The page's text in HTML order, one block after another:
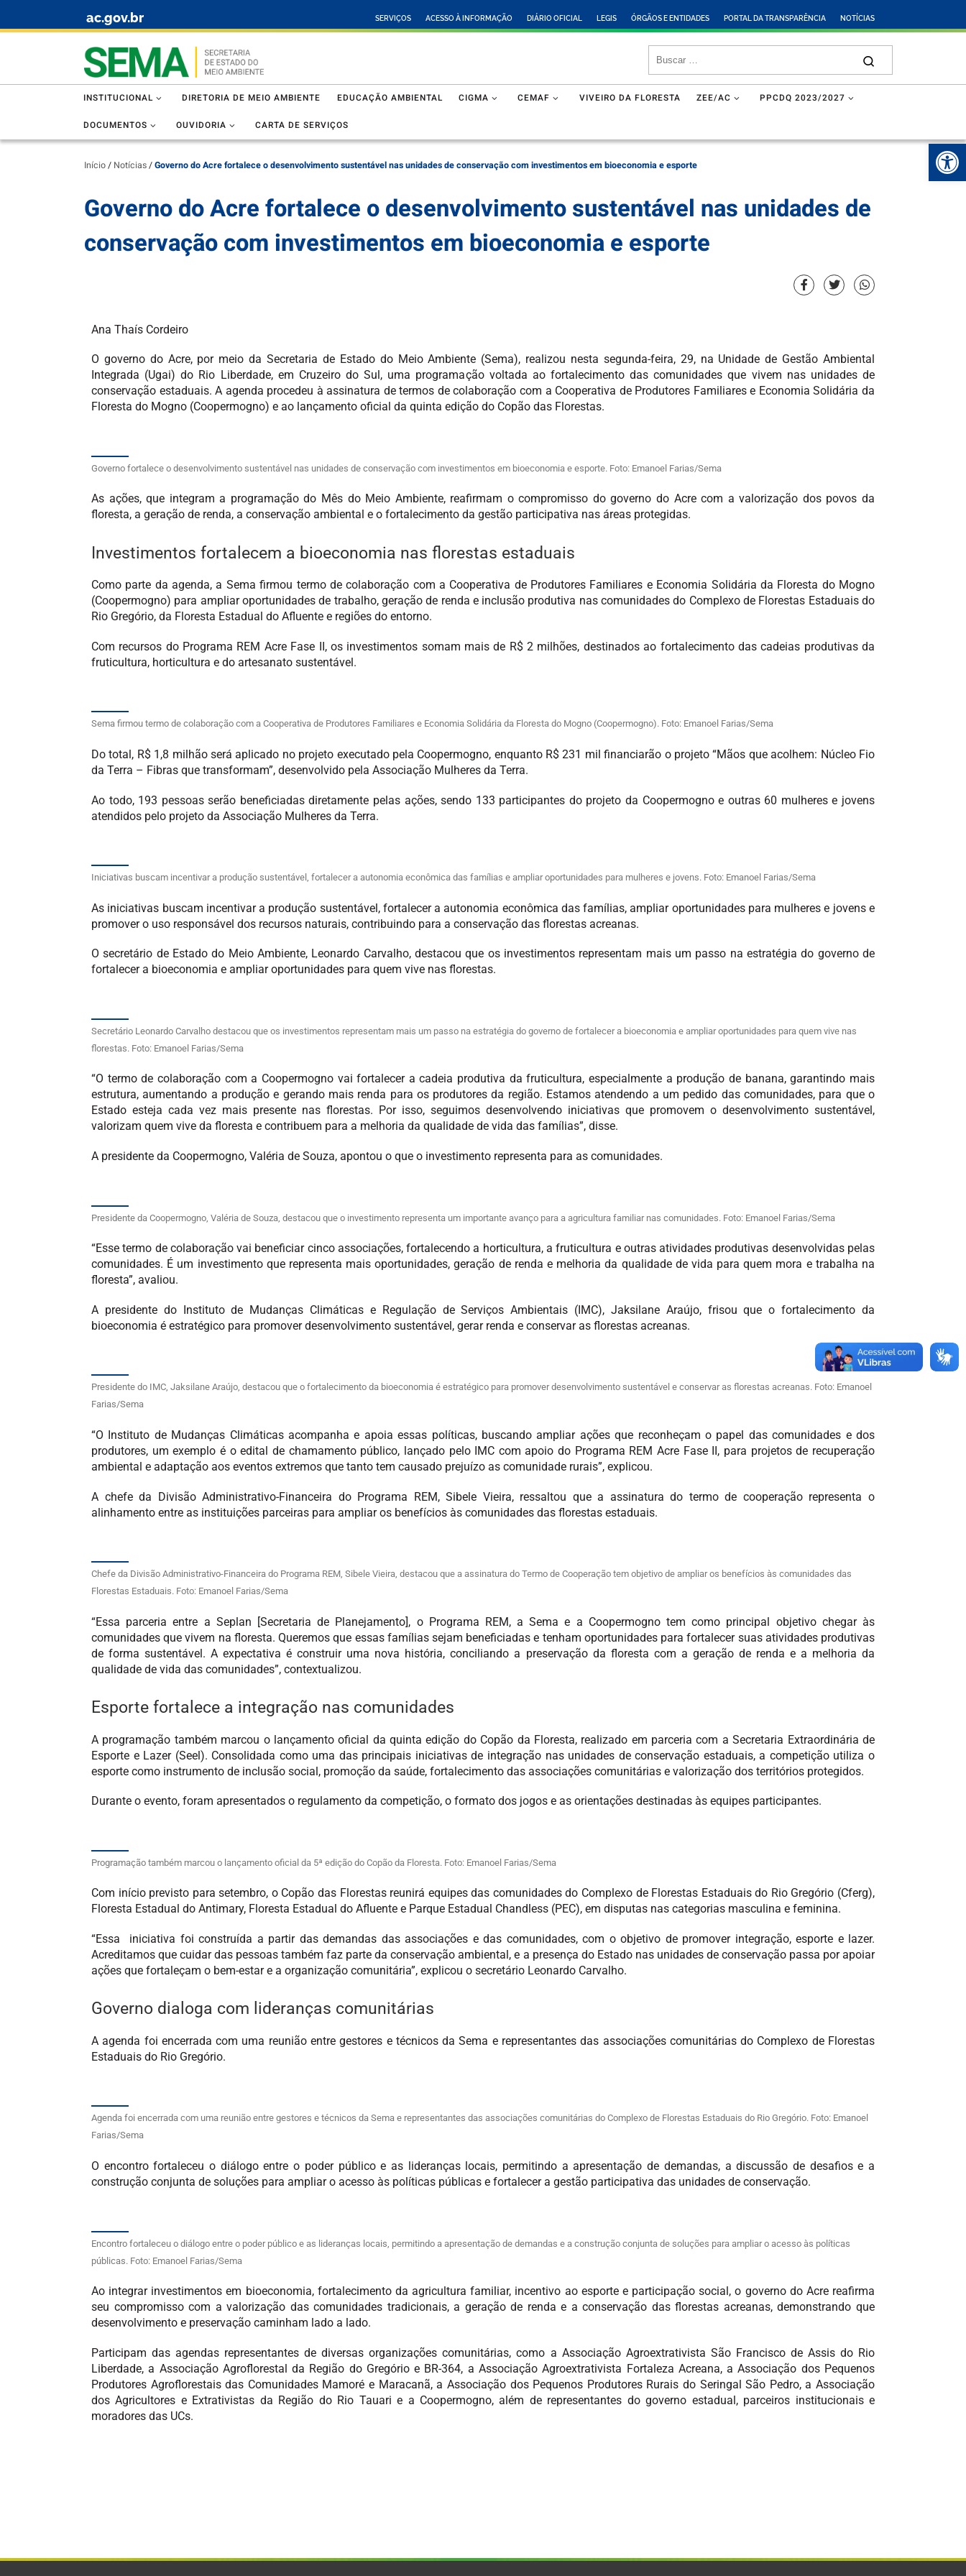
ac.gov.br SERVIÇOS ACESSO À INFORMAÇÃO DIÁRIO OFICIAL LEGIS ÓRGÃOS E ENTIDADES PORTAL DA TRANSPARÊNCIA NOTÍCIAS
INSTITUCIONAL DIRETORIA DE MEIO AMBIENTE EDUCAÇÃO AMBIENTAL CIGMA CEMAF VIVEIRO DA FLORESTA ZEE/AC PPCDQ 2023/2027
DOCUMENTOS OUVIDORIA CARTA DE SERVIÇOS
Início/ Notícias/Governo do Acre fortalece o desenvolvimento sustentável nas unidades de conservação com investimentos em bioeconomia e esporte
Governo do Acre fortalece o desenvolvimento sustentável nas unidades de
conservação com investimentos em bioeconomia e esporte
Ana Thaís Cordeiro
O governo do Acre, por meio da Secretaria de Estado do Meio Ambiente (Sema), realizou nesta segunda-feira, 29, na Unidade de Gestão Ambiental
Integrada (Ugai) do Rio Liberdade, em Cruzeiro do Sul, uma programação voltada ao fortalecimento das comunidades que vivem nas unidades de
conservação estaduais. A agenda procedeu à assinatura de termos de colaboração com a Cooperativa de Produtores Familiares e Economia Solidária da
Floresta do Mogno (Coopermogno) e ao lançamento oficial da quinta edição do Copão das Florestas.
Governo fortalece o desenvolvimento sustentável nas unidades de conservação com investimentos em bioeconomia e esporte. Foto: Emanoel Farias/Sema
As ações, que integram a programação do Mês do Meio Ambiente, reafirmam o compromisso do governo do Acre com a valorização dos povos da
floresta, a geração de renda, a conservação ambiental e o fortalecimento da gestão participativa nas áreas protegidas.
Investimentos fortalecem a bioeconomia nas florestas estaduais
Como parte da agenda, a Sema firmou termo de colaboração com a Cooperativa de Produtores Familiares e Economia Solidária da Floresta do Mogno
(Coopermogno) para ampliar oportunidades de trabalho, geração de renda e inclusão produtiva nas comunidades do Complexo de Florestas Estaduais do
Rio Gregório, da Floresta Estadual do Afluente e regiões do entorno.
Com recursos do Programa REM Acre Fase II, os investimentos somam mais de R$ 2 milhões, destinados ao fortalecimento das cadeias produtivas da
fruticultura, horticultura e do artesanato sustentável.
Sema firmou termo de colaboração com a Cooperativa de Produtores Familiares e Economia Solidária da Floresta do Mogno (Coopermogno). Foto: Emanoel Farias/Sema
Do total, R$ 1,8 milhão será aplicado no projeto executado pela Coopermogno, enquanto R$ 231 mil financiarão o projeto “Mãos que acolhem: Núcleo Fio
da Terra – Fibras que transformam”, desenvolvido pela Associação Mulheres da Terra.
Ao todo, 193 pessoas serão beneficiadas diretamente pelas ações, sendo 133 participantes do projeto da Coopermogno e outras 60 mulheres e jovens
atendidos pelo projeto da Associação Mulheres da Terra.
Iniciativas buscam incentivar a produção sustentável, fortalecer a autonomia econômica das famílias e ampliar oportunidades para mulheres e jovens. Foto: Emanoel Farias/Sema
As iniciativas buscam incentivar a produção sustentável, fortalecer a autonomia econômica das famílias, ampliar oportunidades para mulheres e jovens e
promover o uso responsável dos recursos naturais, contribuindo para a conservação das florestas acreanas.
O secretário de Estado do Meio Ambiente, Leonardo Carvalho, destacou que os investimentos representam mais um passo na estratégia do governo de
fortalecer a bioeconomia e ampliar oportunidades para quem vive nas florestas.
Secretário Leonardo Carvalho destacou que os investimentos representam mais um passo na estratégia do governo de fortalecer a bioeconomia e ampliar oportunidades para quem vive nas
florestas. Foto: Emanoel Farias/Sema
“O termo de colaboração com a Coopermogno vai fortalecer a cadeia produtiva da fruticultura, especialmente a produção de banana, garantindo mais
estrutura, aumentando a produção e gerando mais renda para os produtores da região. Estamos atendendo a um pedido das comunidades, para que o
Estado esteja cada vez mais presente nas florestas. Por isso, seguimos desenvolvendo iniciativas que promovem o desenvolvimento sustentável,
valorizam quem vive da floresta e contribuem para a melhoria da qualidade de vida das famílias”, disse.
A presidente da Coopermogno, Valéria de Souza, apontou o que o investimento representa para as comunidades.
Presidente da Coopermogno, Valéria de Souza, destacou que o investimento representa um importante avanço para a agricultura familiar nas comunidades. Foto: Emanoel Farias/Sema
“Esse termo de colaboração vai beneficiar cinco associações, fortalecendo a horticultura, a fruticultura e outras atividades produtivas desenvolvidas pelas
comunidades. É um investimento que representa mais oportunidades, geração de renda e melhoria da qualidade de vida para quem mora e trabalha na
floresta”, avaliou.
A presidente do Instituto de Mudanças Climáticas e Regulação de Serviços Ambientais (IMC), Jaksilane Araújo, frisou que o fortalecimento da
bioeconomia é estratégico para promover desenvolvimento sustentável, gerar renda e conservar as florestas acreanas.
Presidente do IMC, Jaksilane Araújo, destacou que o fortalecimento da bioeconomia é estratégico para promover desenvolvimento sustentável e conservar as florestas acreanas. Foto: Emanoel
Farias/Sema
“O Instituto de Mudanças Climáticas acompanha e apoia essas políticas, buscando ampliar ações que reconheçam o papel das comunidades e dos
produtores, um exemplo é o edital de chamamento público, lançado pelo IMC com apoio do Programa REM Acre Fase II, para projetos de recuperação
ambiental e adaptação aos eventos extremos que tanto tem causado prejuízo as comunidade rurais”, explicou.
A chefe da Divisão Administrativo-Financeira do Programa REM, Sibele Vieira, ressaltou que a assinatura do termo de cooperação representa o
alinhamento entre as instituições parceiras para ampliar os benefícios às comunidades das florestas estaduais.
Chefe da Divisão Administrativo-Financeira do Programa REM, Sibele Vieira, destacou que a assinatura do Termo de Cooperação tem objetivo de ampliar os benefícios às comunidades das
Florestas Estaduais. Foto: Emanoel Farias/Sema
“Essa parceria entre a Seplan [Secretaria de Planejamento], o Programa REM, a Sema e a Coopermogno tem como principal objetivo chegar às
comunidades que vivem na floresta. Queremos que essas famílias sejam beneficiadas e tenham oportunidades para fortalecer suas atividades produtivas
de forma sustentável. A expectativa é construir uma nova história, conciliando a preservação da floresta com a geração de renda e a melhoria da
qualidade de vida das comunidades”, contextualizou.
Esporte fortalece a integração nas comunidades
A programação também marcou o lançamento oficial da quinta edição do Copão da Floresta, realizado em parceria com a Secretaria Extraordinária de
Esporte e Lazer (Seel). Consolidada como uma das principais iniciativas de integração nas unidades de conservação estaduais, a competição utiliza o
esporte como instrumento de inclusão social, promoção da saúde, fortalecimento das associações comunitárias e valorização dos territórios protegidos.
Durante o evento, foram apresentados o regulamento da competição, o formato dos jogos e as orientações destinadas às equipes participantes.
Programação também marcou o lançamento oficial da 5ª edição do Copão da Floresta. Foto: Emanoel Farias/Sema
Com início previsto para setembro, o Copão das Florestas reunirá equipes das comunidades do Complexo de Florestas Estaduais do Rio Gregório (Cferg),
Floresta Estadual do Antimary, Floresta Estadual do Afluente e Parque Estadual Chandless (PEC), em disputas nas categorias masculina e feminina.
“Essa iniciativa foi construída a partir das demandas das associações e das comunidades, com o objetivo de promover integração, esporte e lazer.
Acreditamos que cuidar das pessoas também faz parte da conservação ambiental, e a presença do Estado nas unidades de conservação passa por apoiar
ações que fortaleçam o bem-estar e a organização comunitária”, explicou o secretário Leonardo Carvalho.
Governo dialoga com lideranças comunitárias
A agenda foi encerrada com uma reunião entre gestores e técnicos da Sema e representantes das associações comunitárias do Complexo de Florestas
Estaduais do Rio Gregório.
Agenda foi encerrada com uma reunião entre gestores e técnicos da Sema e representantes das associações comunitárias do Complexo de Florestas Estaduais do Rio Gregório. Foto: Emanoel
Farias/Sema
O encontro fortaleceu o diálogo entre o poder público e as lideranças locais, permitindo a apresentação de demandas, a discussão de desafios e a
construção conjunta de soluções para ampliar o acesso às políticas públicas e fortalecer a gestão participativa das unidades de conservação.
Encontro fortaleceu o diálogo entre o poder público e as lideranças locais, permitindo a apresentação de demandas e a construção conjunta de soluções para ampliar o acesso às políticas
públicas. Foto: Emanoel Farias/Sema
Ao integrar investimentos em bioeconomia, fortalecimento da agricultura familiar, incentivo ao esporte e participação social, o governo do Acre reafirma
seu compromisso com a valorização das comunidades tradicionais, a geração de renda e a conservação das florestas acreanas, demonstrando que
desenvolvimento e preservação caminham lado a lado.
Participam das agendas representantes de diversas organizações comunitárias, como a Associação Agroextrativista São Francisco de Assis do Rio
Liberdade, a Associação Agroflorestal da Região do Gregório e BR-364, a Associação Agroextrativista Fortaleza Acreana, a Associação dos Pequenos
Produtores Agroflorestais das Comunidades Mamoré e Maracanã, a Associação dos Pequenos Produtores Rurais do Seringal São Pedro, a Associação
dos Agricultores e Extrativistas da Região do Rio Tauari e a Coopermogno, além de representantes do governo estadual, parceiros institucionais e
moradores das UCs.